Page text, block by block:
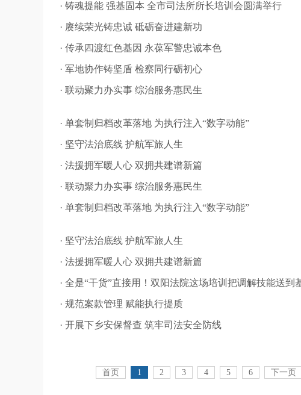
· 铸魂提能 强基固本 全市司法所所长培训会圆满举行
· 赓续荣光铸忠诚 砥砺奋进建新功
· 传承四渡红色基因 永葆军警忠诚本色
· 军地协作铸坚盾 检察同行砺初心
· 联动聚力办实事 综治服务惠民生
· 单套制归档改革落地 为执行注入“数字动能”
· 坚守法治底线 护航军旅人生
· 法援拥军暖人心 双拥共建谱新篇
· 联动聚力办实事 综治服务惠民生
· 单套制归档改革落地 为执行注入“数字动能”
· 坚守法治底线 护航军旅人生
· 法援拥军暖人心 双拥共建谱新篇
· 全是“干货”直接用！双阳法院这场培训把调解技能送到
· 规范案款管理 赋能执行提质
· 开展下乡安保督查 筑牢司法安全防线
首页 1 2 3 4 5 6 下一页